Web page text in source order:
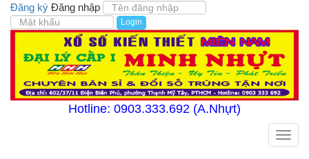
Đăng ký Đăng nhập
Login
Hotline: 0903.333.692 (A.Nhựt)
Toggle